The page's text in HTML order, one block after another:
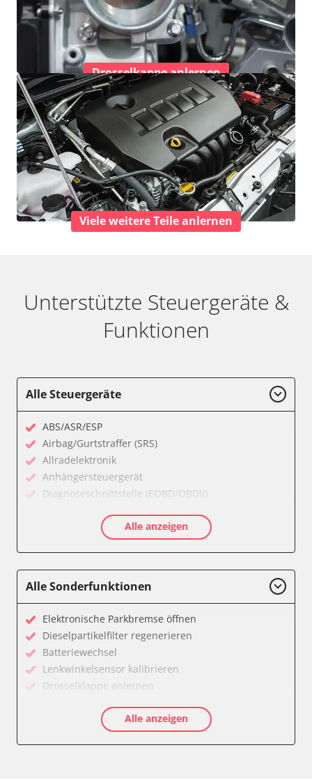
Drosselkappe anlernen
Viele weitere Teile anlernen
Unterstützte Steuergeräte &
Funktionen
Alle Steuergeräte
ABS/ASR/ESP
Airbag/Gurtstraffer (SRS)
Allradelektronik
Anhängersteuergerät
Diagnoseschnittstelle (EOBD/OBDII)
Einparkhilfe Lenkhilfe
Klimaanlage
Lenkradelektronik
Lenkradwinkel-Sensor
Leuchtweitenregulierung (LWR)
Medienplayer 3
Motorsteuerung (EMS)
Navigationssystem
Servolenkung
Alle anzeigen
Alle Sonderfunktionen
Elektronische Parkbremse öffnen
Dieselpartikelfilter regenerieren
Batteriewechsel
Lenkwinkelsensor kalibrieren
Drosselklappe anlernen
Luftmassenmesser anlernen
Kraftstofftank entleeren
Alle anzeigen